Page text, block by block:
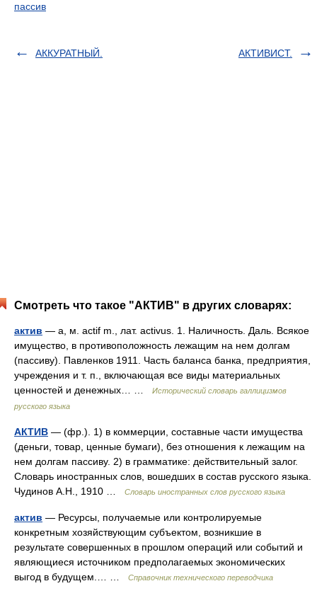
пассив
АККУРАТНЫЙ. АКТИВИСТ.
Смотреть что такое "АКТИВ" в других словарях:
актив — а, м. actif m., лат. activus. 1. Наличность. Даль. Всякое
имущество, в противоположность лежащим на нем долгам
(пассиву). Павленков 1911. Часть баланса банка, предприятия,
учреждения и т. п., включающая все виды материальных
ценностей и денежных… …
Исторический словарь галлицизмов
русского языка
АКТИВ — (фр.). 1) в коммерции, составные части имущества
(деньги, товар, ценные бумаги), без отношения к лежащим на
нем долгам пассиву. 2) в грамматике: действительный залог.
Словарь иностранных слов, вошедших в состав русского языка.
Чудинов А.Н., 1910 …
Словарь иностранных слов русского языка
актив — Ресурсы, получаемые или контролируемые
конкретным хозяйствующим субъектом, возникшие в
результате совершенных в прошлом операций или событий и
являющиеся источником предполагаемых экономических
выгод в будущем.… …
Справочник технического переводчика